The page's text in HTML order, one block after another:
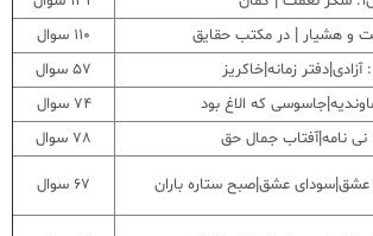
110 سوال
57 سوال
74 سوال
78 سوال
67 سوال